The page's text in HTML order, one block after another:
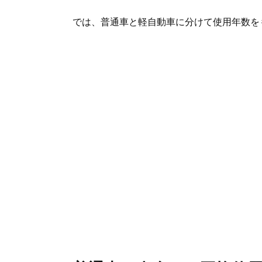
では、普通車と軽自動車に分けて使用年数を